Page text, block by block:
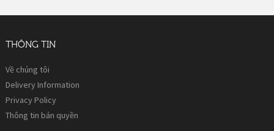
THÔNG TIN
Về chúng tôi
Delivery Information
Privacy Policy
Thông tin bản quyền